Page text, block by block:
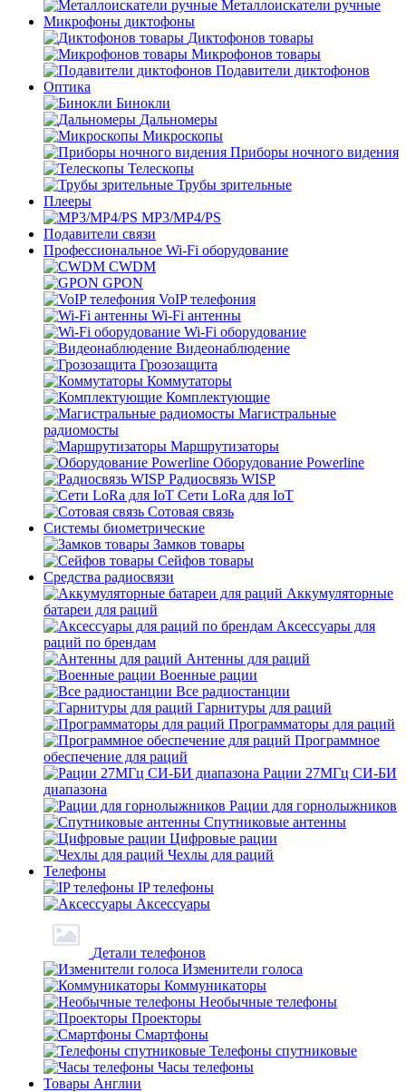
Металлоискатели ручные
Микрофоны диктофоны
Диктофонов товары
Микрофонов товары
Подавители диктофонов
Оптика
Бинокли
Дальномеры
Микроскопы
Приборы ночного видения
Телескопы
Трубы зрительные
Плееры
MP3/MP4/PS
Подавители связи
Профессиональное Wi-Fi оборудование
CWDM
GPON
VoIP телефония
Wi-Fi антенны
Wi-Fi оборудование
Видеонаблюдение
Грозозащита
Коммутаторы
Комплектующие
Магистральные
радиомосты
Маршрутизаторы
Оборудование Powerline
Радиосвязь WISP
Сети LoRa для IoT
Сотовая связь
Системы биометрические
Замков товары
Сейфов товары
Средства радиосвязи
Аккумуляторные
батареи для раций
Аксессуары для
раций по брендам
Антенны для раций
Военные рации
Все радиостанции
Гарнитуры для раций
Программаторы для раций
Программное
обеспечение для раций
Рации 27МГц СИ-БИ
диапазона
Рации для горнолыжников
Спутниковые антенны
Цифровые рации
Чехлы для раций
Телефоны
IP телефоны
Аксессуары
Детали телефонов
Изменители голоса
Коммуникаторы
Необычные телефоны
Проекторы
Смартфоны
Телефоны спутниковые
Часы телефоны
Товары Англии